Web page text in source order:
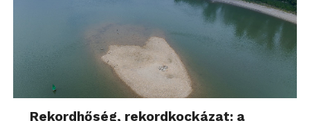
Rekordhőség, rekordkockázat: a